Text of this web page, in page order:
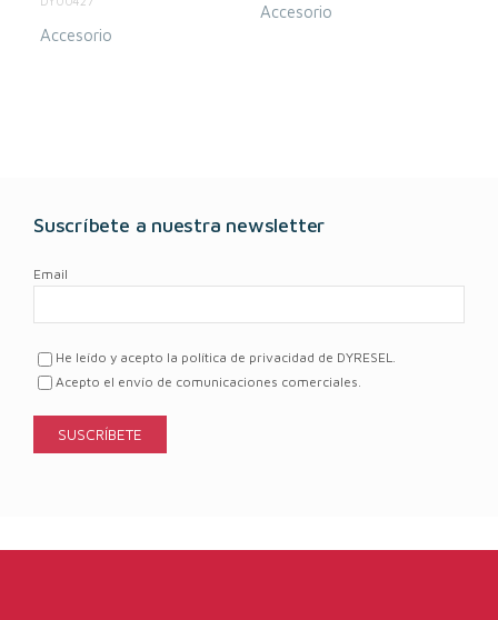
Accesorio
Accesorio
Suscríbete a nuestra newsletter
Email
He leído y acepto la política de privacidad de DYRESEL.
Acepto el envío de comunicaciones comerciales.